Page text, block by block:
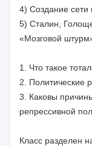
4) Создание сети
5) Сталин,
«Мозговой
1. Что такое
2. Политические
3. Каковы
репрессивной
Класс разделен